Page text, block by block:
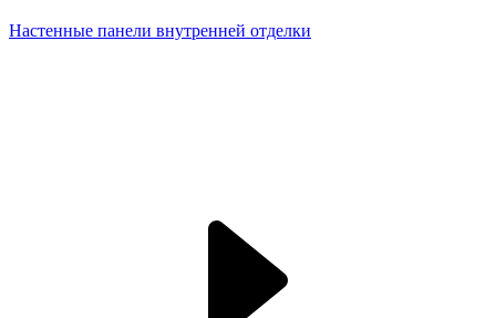
Настенные панели внутренней отделки